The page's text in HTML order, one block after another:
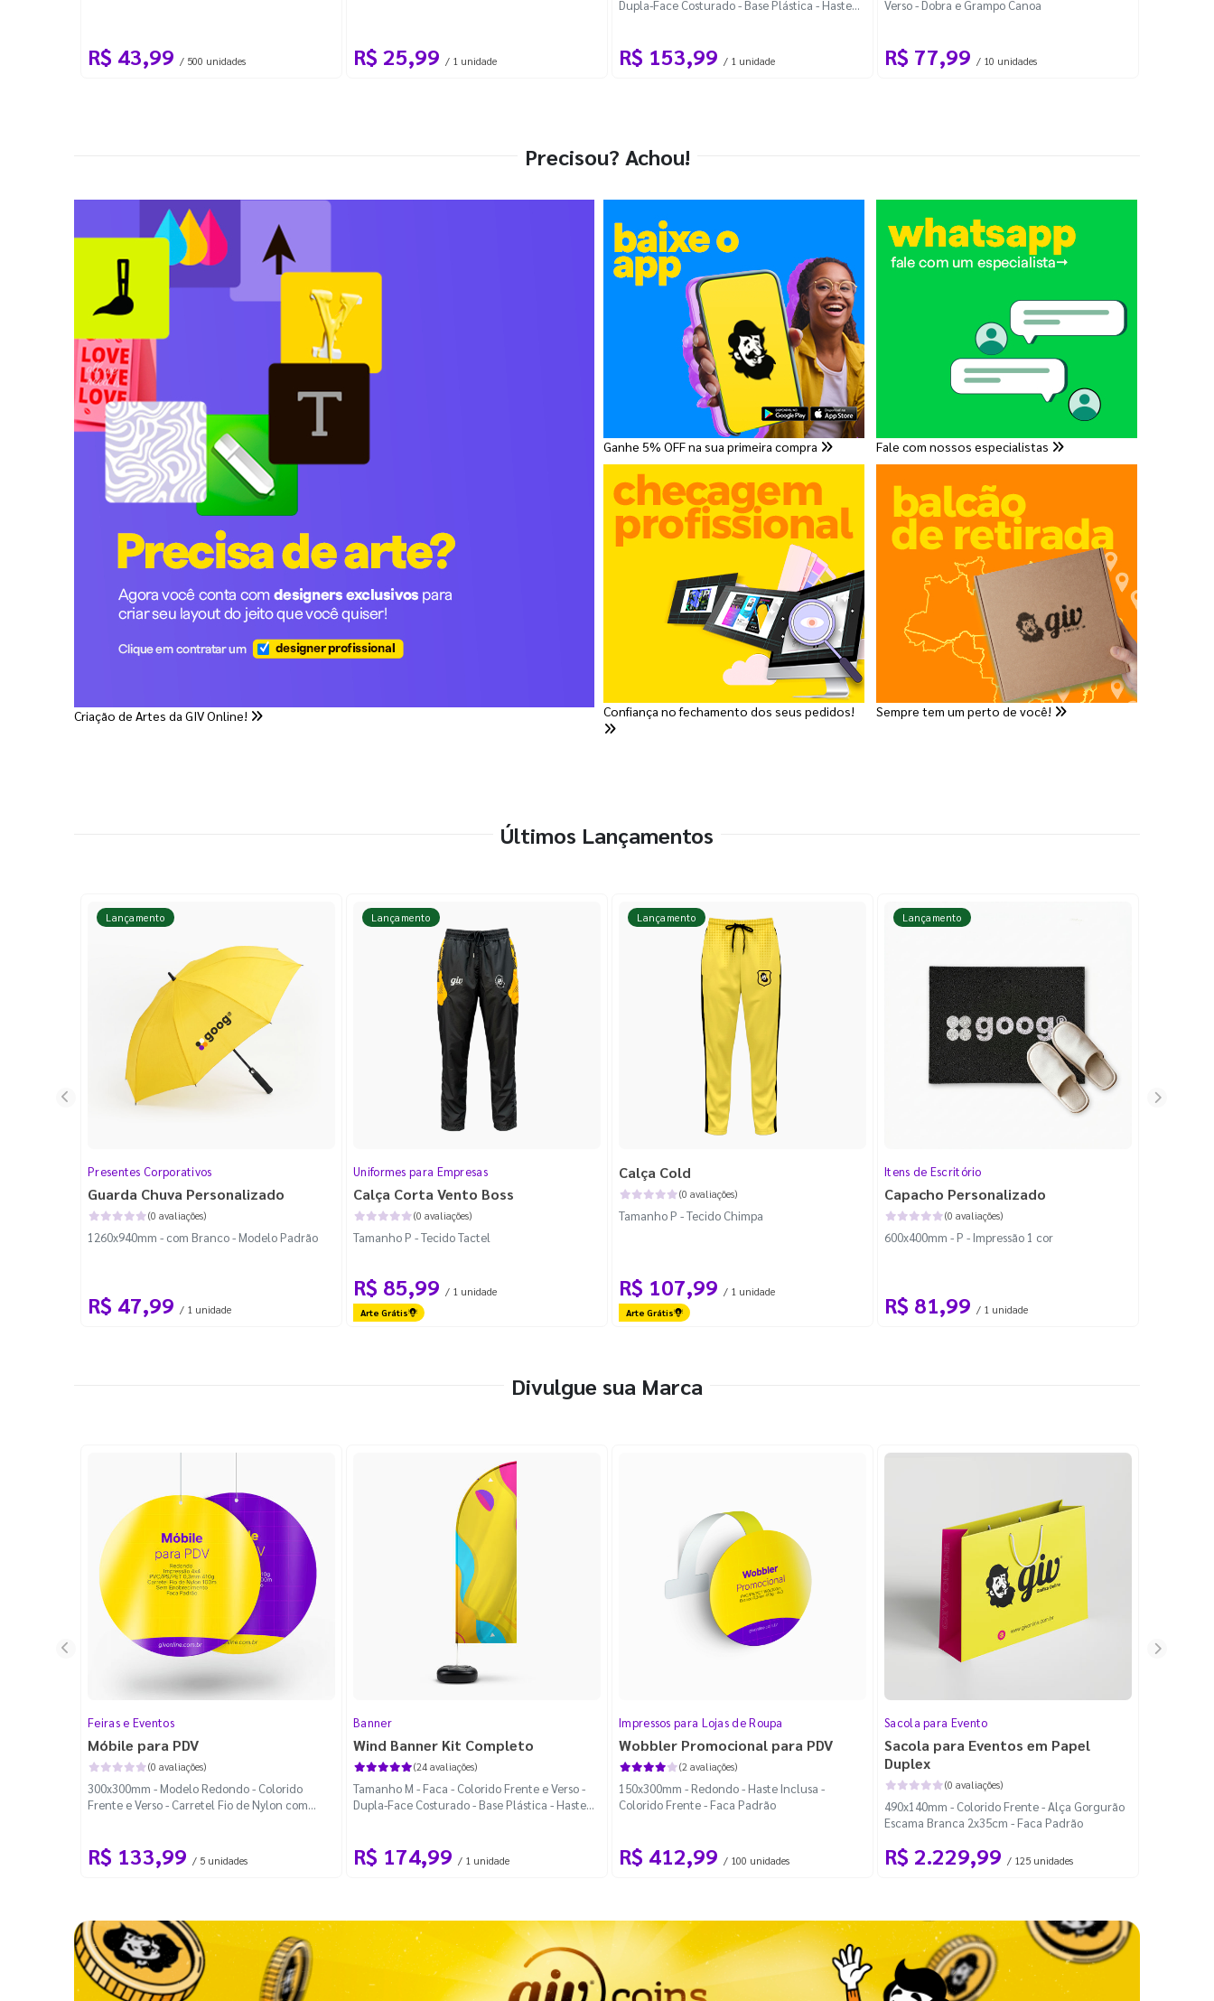
R$ 43,99 / 500 unidades R$ 25,99 / 1 unidade
Dupla-Face Costurado - Base Plástica - Haste
R$ 153,99 / 1 unidade
Verso - Dobra e Grampo Canoa
R$ 77,99 / 10 unidades
Precisou? Achou!
Criação de Artes da GIV Online!
Ganhe 5% OFF na sua primeira compra
Confiança no fechamento dos seus pedidos!
Fale com nossos especialistas
Sempre tem um perto de você!
Últimos Lançamentos
Lançamento
Presentes Corporativos
Guarda Chuva Personalizado
(0 avaliações)
1260x940mm - com Branco - Modelo Padrão
R$ 47,99 / 1 unidade
Lançamento
Uniformes para Empresas
Calça Corta Vento Boss
(0 avaliações)
Tamanho P - Tecido Tactel
R$ 85,99 / 1 unidade
Arte Grátis
Lançamento
Calça Cold
(0 avaliações)
Tamanho P - Tecido Chimpa
R$ 107,99 / 1 unidade
Arte Grátis
Lançamento
Itens de Escritório
Capacho Personalizado
(0 avaliações)
600x400mm - P - Impressão 1 cor
R$ 81,99 / 1 unidade
Divulgue sua Marca
Feiras e Eventos
Móbile para PDV
(0 avaliações)
300x300mm - Modelo Redondo - Colorido
Frente e Verso - Carretel Fio de Nylon com
R$ 133,99 / 5 unidades
Banner
Wind Banner Kit Completo
(24 avaliações)
Tamanho M - Faca - Colorido Frente e Verso -
Dupla-Face Costurado - Base Plástica - Haste
R$ 174,99 / 1 unidade
Impressos para Lojas de Roupa
Wobbler Promocional para PDV
(2 avaliações)
150x300mm - Redondo - Haste Inclusa -
Colorido Frente - Faca Padrão
R$ 412,99 / 100 unidades
Sacola para Evento
Sacola para Eventos em Papel
Duplex
(0 avaliações)
490x140mm - Colorido Frente - Alça Gorgurão
Escama Branca 2x35cm - Faca Padrão
R$ 2.229,99 / 125 unidades